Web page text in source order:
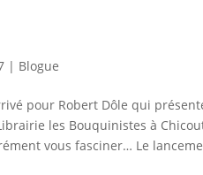
| Blogue
pour Robert Dôle qui
les Bouquinistes à
vous fasciner… Le